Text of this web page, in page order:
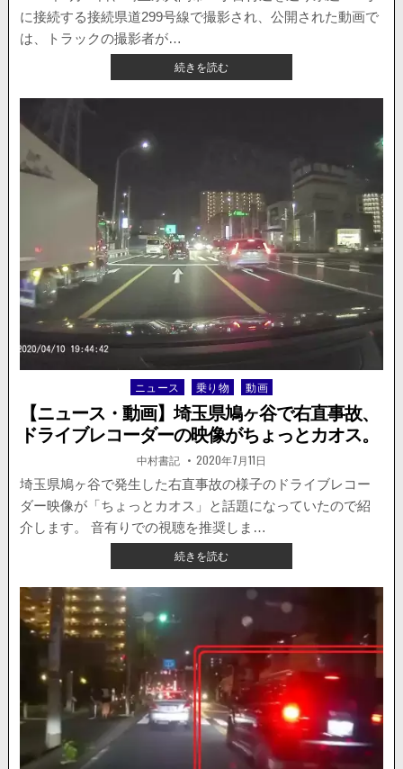
触。
の
ド
ラ
に接続する接続県道299号線で撮影され、公開された動画で
は、トラックの撮影者が…
続きを読む【ニ
ュ
ー
ラ
ッ
ク
に
正
面
突
し
て
か
ら
逃
走。
被
害
者
の
ド
ラ
イ
ー
が
公
開
さ
れ
る。
Posted
in
ニュース 乗り物 動画
【ニュース・動画】埼玉県鳩ヶ谷で右直事故、
ドライブレコーダーの映像がちょっとカオス。
著
者:
中村書記 掲
載
日：
2020年7月11日
埼玉県鳩ヶ谷で発生した右直事故の様子のドライブレコー
ダー映像が「ちょっとカオス」と話題になっていたので紹
介します。 音有りでの視聴を推奨しま…
続きを読む【ニ
ュ
ー
埼
玉
県
鳩
ヶ
谷
で